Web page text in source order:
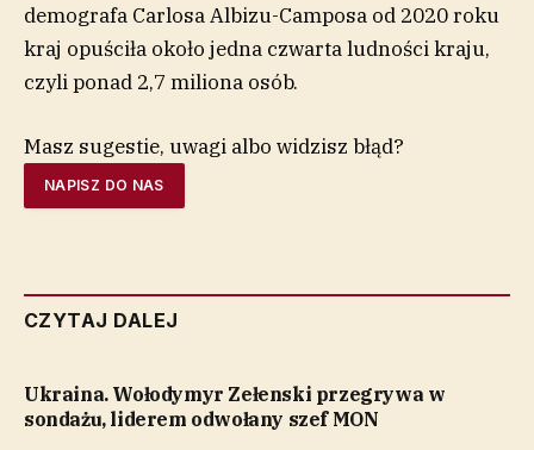
demografa Carlosa Albizu-Camposa od 2020 roku
kraj opuściła około jedna czwarta ludności kraju,
czyli ponad 2,7 miliona osób.
Masz sugestie, uwagi albo widzisz błąd?
NAPISZ DO NAS
CZYTAJ DALEJ
Ukraina. Wołodymyr Zełenski przegrywa w
sondażu, liderem odwołany szef MON